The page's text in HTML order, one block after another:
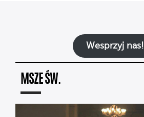
Wesprzyj nas!
MSZE ŚW.